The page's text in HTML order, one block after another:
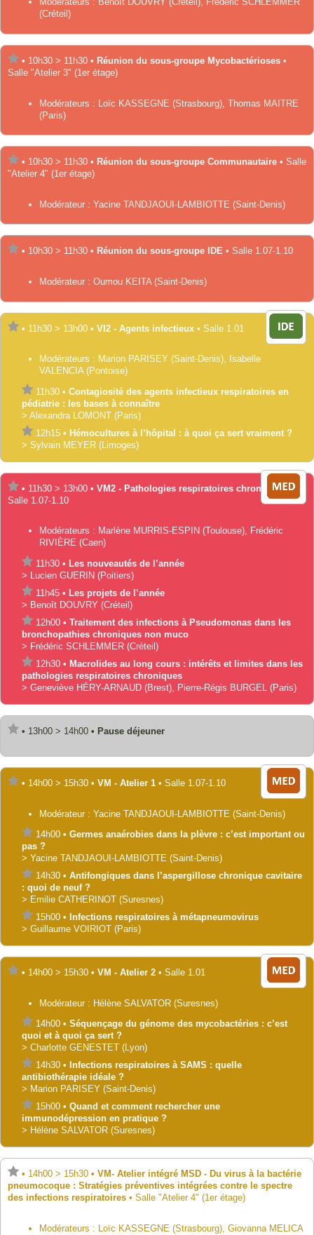
(Créteil)
• 10h30 > 11h30 • Réunion du sous-groupe Mycobactérioses •
Salle "Atelier 3" (1er étage)
Modérateurs : Loïc KASSEGNE (Strasbourg), Thomas MAITRE
(Paris)
• 10h30 > 11h30 • Réunion du sous-groupe Communautaire • Salle
"Atelier 4" (1er étage)
Modérateur : Yacine TANDJAOUI-LAMBIOTTE (Saint-Denis)
• 10h30 > 11h30 • Réunion du sous-groupe IDE • Salle 1.07-1.10
Modérateur : Oumou KEITA (Saint-Denis)
• 11h30 > 13h00 • VI2 - Agents infectieux • Salle 1.01
Modérateurs : Marion PARISEY (Saint-Denis), Isabelle
VALENCIA (Pontoise)
11h30 • Contagiosité des agents infectieux respiratoires en
pédiatrie : les bases à connaître
> Alexandra LOMONT (Paris)
12h15 • Hémocultures à l’hôpital : à quoi ça sert vraiment ?
> Sylvain MEYER (Limoges)
• 11h30 > 13h00 • VM2 - Pathologies respiratoires chroniques •
Salle 1.07-1.10
Modérateurs : Marlène MURRIS-ESPIN (Toulouse), Frédéric
RIVIÈRE (Caen)
11h30 • Les nouveautés de l’année
>
Lucien GUERIN (Poitiers)
11h45 • Les projets de l’année
> Benoît DOUVRY (Créteil)
12h00 • Traitement des infections à Pseudomonas dans les
bronchopathies chroniques non muco
> Frédéric SCHLEMMER (Créteil)
12h30 • Macrolides au long cours : intérêts et limites dans les
pathologies respiratoires chroniques
> Geneviève HÉRY-ARNAUD (Brest) Pierre-Régis BURGEL (Paris)
• 13h00 > 14h00 • Pause déjeuner
• 14h00 > 15h30 • VM - Atelier 1 • Salle 1.07-1.10
Modérateur : Yacine TANDJAOUI-LAMBIOTTE (Saint-Denis)
14h00 • Germes anaérobies dans la plèvre : c’est important ou
pas ?
> Yacine TANDJAOUI-LAMBIOTTE (Saint-Denis)
14h30 • Antifongiques dans l’aspergillose chronique cavitaire
: quoi de neuf ?
> Emilie CATHERINOT (Suresnes)
15h00 • Infections respiratoires à métapneumovirus
> Guillaume VOIRIOT (Paris)
• 14h00 > 15h30 • VM - Atelier 2 • Salle 1.01
Modérateur : Hélène SALVATOR (Suresnes)
14h00 • Séquençage du génome des mycobactéries : c’est
quoi et à quoi ça sert ?
> Charlotte GENESTET (Lyon)
14h30 • Infections respiratoires à SAMS : quelle
antibiothérapie idéale ?
> Marion PARISEY (Saint-Denis)
15h00 • Quand et comment rechercher une
immunodépression en pratique ?
> Hélène SALVATOR (Suresnes)
• 14h00 > 15h30 • VM- Atelier intégré MSD - Du virus à la bactérie
pneumocoque : Stratégies préventives intégrées contre le spectre
des infections respiratoires • Salle "Atelier 4" (1er étage)
Modérateurs : Loïc KASSEGNE (Strasbourg), Giovanna MELICA